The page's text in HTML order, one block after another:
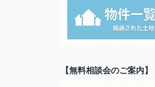
【無料相談会のご案内】